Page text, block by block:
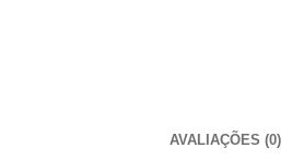
AVALIAÇÕES (0)